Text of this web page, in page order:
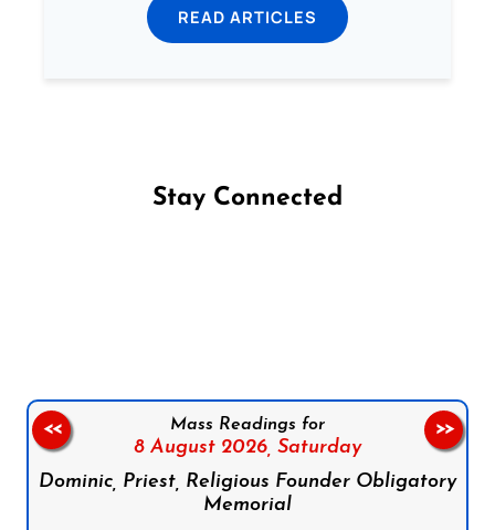
READ ARTICLES
Stay Connected
Mass Readings for
8 August 2026, Saturday
Dominic, Priest, Religious Founder Obligatory
Memorial
<< >>